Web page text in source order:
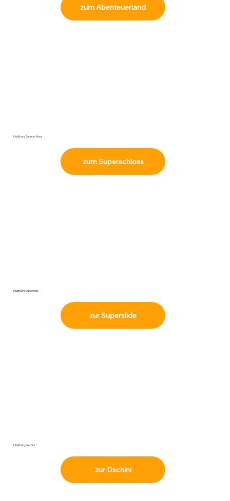
zum Abenteuerland
Hüpfburg Superschloss
zum Superschloss
Hüpfburg Superslide
zur Superslide
Hüpfburg Dschini
zur Dschini